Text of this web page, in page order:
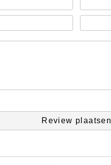
Review plaatsen